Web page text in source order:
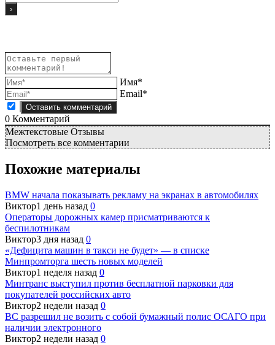
Имя*
Email*
0 Комментарий
Межтекстовые Отзывы
Посмотреть все комментарии
Похожие материалы
BMW начала показывать рекламу на экранах в автомобилях
Виктор1 день назад 0
Операторы дорожных камер присматриваются к
беспилотникам
Виктор3 дня назад 0
«Дефицита машин в такси не будет» — в списке
Минпромторга шесть новых моделей
Виктор1 неделя назад 0
Минтранс выступил против бесплатной парковки для
покупателей российских авто
Виктор2 недели назад 0
ВС разрешил не возить с собой бумажный полис ОСАГО при
наличии электронного
Виктор2 недели назад 0